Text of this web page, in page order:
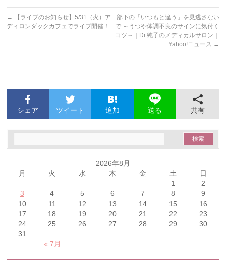
←
【ライブのお知らせ】5/31（火）ア
ディロンダックカフェでライブ開催！
部下の「いつもと違う」を見逃さない
で ～うつや体調不良のサインに気付く
コツ～｜Dr.純子のメディカルサロン｜
Yahoo!ニュース →
シェア ツイート 追加 送る 共有
2026年8月
月
火 水 木 金 土 日
« 7月
1
2
3
4 5 6 7 8
9
10
11 12 13 14 15
16
17
18 19 20 21 22
23
24
25 26 27 28 29
30
31